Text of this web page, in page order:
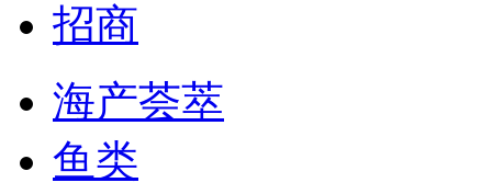
招商
海产荟萃
鱼类